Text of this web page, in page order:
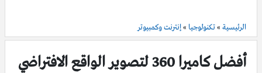
الرئيسية »تكنولوجيا »إنترنت وكمبيوتر
أفضل كاميرا 360 لتصوير الواقع الافتراضي